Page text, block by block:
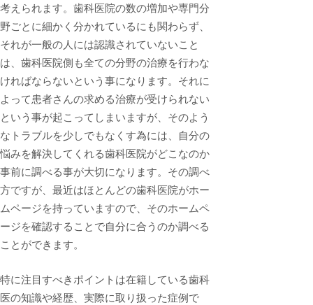
考えられます。歯科医院の数の増加や専門分
野ごとに細かく分かれているにも関わらず、
それが一般の人には認識されていないこと
は、歯科医院側も全ての分野の治療を行わな
ければならないという事になります。それに
よって患者さんの求める治療が受けられない
という事が起こってしまいますが、そのよう
なトラブルを少しでもなくす為には、自分の
悩みを解決してくれる歯科医院がどこなのか
事前に調べる事が大切になります。その調べ
方ですが、最近はほとんどの歯科医院がホー
ムページを持っていますので、そのホームペ
ージを確認することで自分に合うのか調べる
ことができます。
特に注目すべきポイントは在籍している歯科
医の知識や経歴、実際に取り扱った症例で